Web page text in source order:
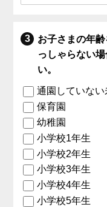
お子さまの年
っしゃらない
い。
通園していない
保育園
幼稚園
小学校1年生
小学校2年生
小学校3年生
小学校4年生
小学校5年生